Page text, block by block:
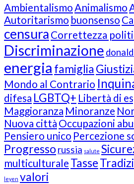
Ambientalismo Animalismo
Autoritarismo buonsenso
censura Correttezza
Discriminazione
energia famiglia
Mondo al Contrario
difesa LGBTQ+ Libertà di
Maggioranza Minoranze
Nuova città Occupazioni
Pensiero unico Percezione
Progresso russia salute
multiculturale Tasse
leyen valori